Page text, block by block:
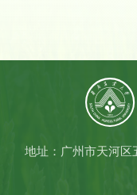
地址：广州市天河区